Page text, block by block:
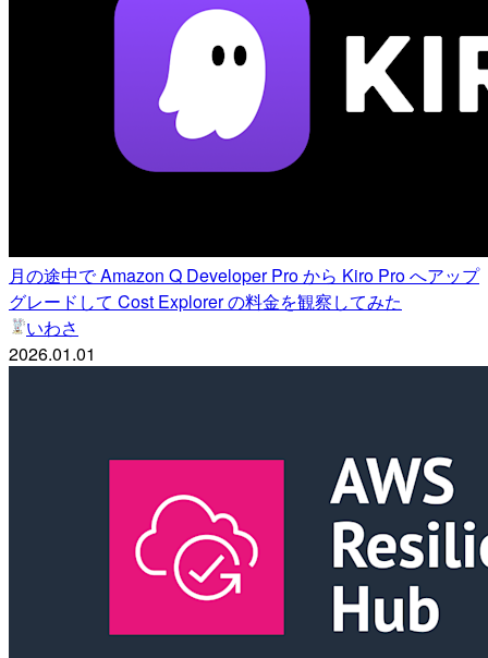
月の途中で Amazon Q Developer Pro から Kiro Pro へアップ
グレードして Cost Explorer の料金を観察してみた
いわさ
2026.01.01